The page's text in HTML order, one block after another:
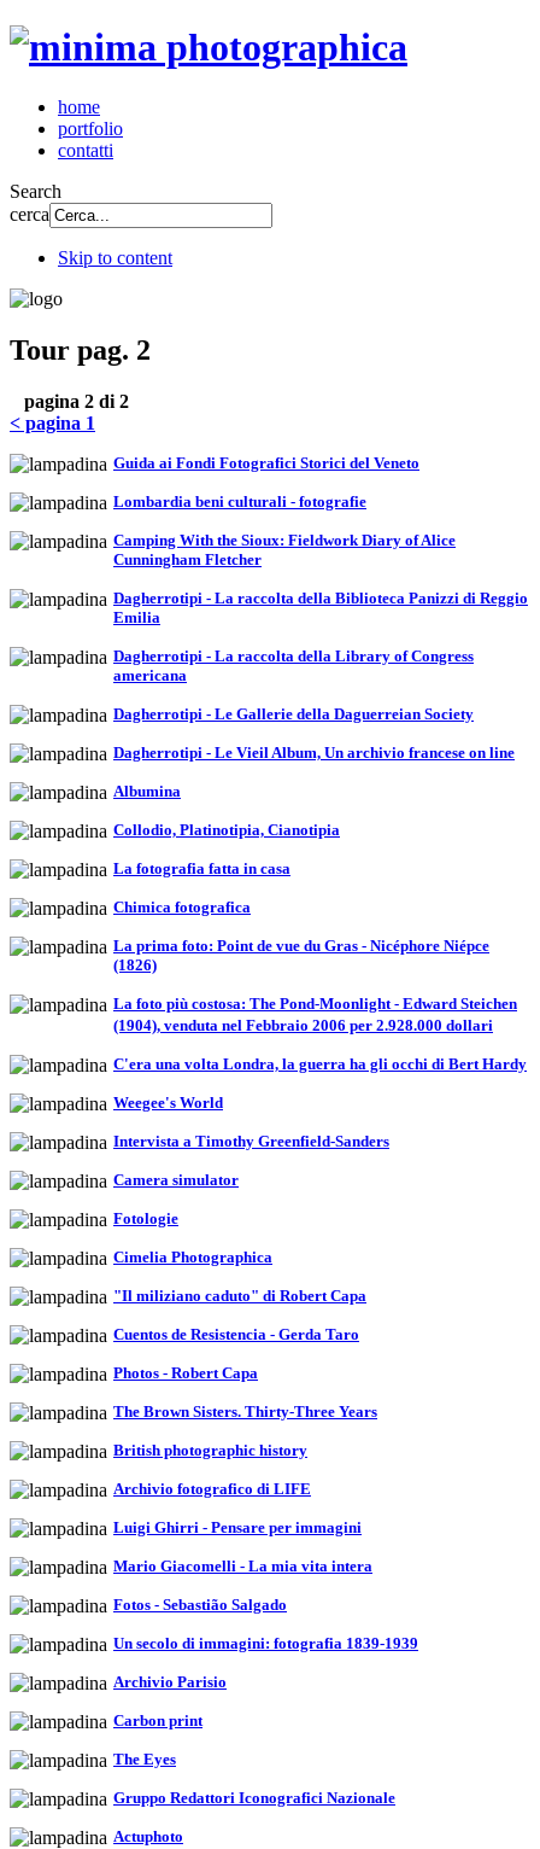
home
portfolio
contatti
Search
cerca
Skip to content
Tour pag. 2
pagina 2 di 2
< pagina 1
Guida ai Fondi Fotografici Storici del Veneto
Lombardia beni culturali - fotografie
Camping With the Sioux: Fieldwork Diary of Alice
Cunningham Fletcher
Dagherrotipi - La raccolta della Biblioteca Panizzi di Reggio
Emilia
Dagherrotipi - La raccolta della Library of Congress
americana
Dagherrotipi - Le Gallerie della Daguerreian Society
Dagherrotipi - Le Vieil Album, Un archivio francese on line
Albumina
Collodio, Platinotipia, Cianotipia
La fotografia fatta in casa
Chimica fotografica
La prima foto: Point de vue du Gras - Nicéphore Niépce
(1826)
La foto più costosa: The Pond-Moonlight - Edward Steichen
(1904), venduta nel Febbraio 2006 per 2.928.000 dollari
C'era una volta Londra, la guerra ha gli occhi di Bert Hardy
Weegee's World
Intervista a Timothy Greenfield-Sanders
Camera simulator
Fotologie
Cimelia Photographica
"Il miliziano caduto" di Robert Capa
Cuentos de Resistencia - Gerda Taro
Photos - Robert Capa
The Brown Sisters. Thirty-Three Years
British photographic history
Archivio fotografico di LIFE
Luigi Ghirri - Pensare per immagini
Mario Giacomelli - La mia vita intera
Fotos - Sebastião Salgado
Un secolo di immagini: fotografia 1839-1939
Archivio Parisio
Carbon print
The Eyes
Gruppo Redattori Iconografici Nazionale
Actuphoto